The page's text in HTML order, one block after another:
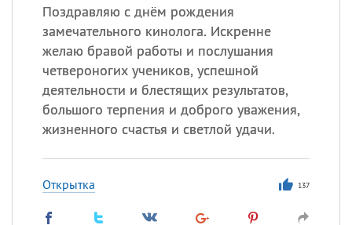
Поздравляю с днём рождения
замечательного кинолога. Искренне
желаю бравой работы и послушания
четвероногих учеников, успешной
деятельности и блестящих результатов,
большого терпения и доброго уважения,
жизненного счастья и светлой удачи.
Открытка 137
12.08 День
Военно‑воздушных сил
(День ВВС) РФ
ИМЕНА
Сегодня празднуют именины
Иван